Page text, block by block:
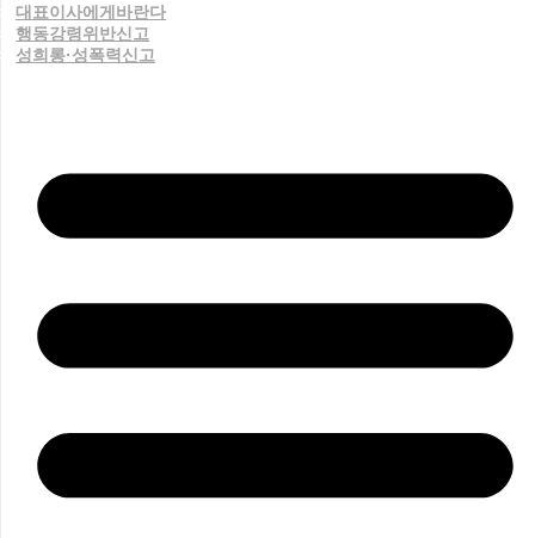
대표이사에게바란다
행동강령위반신고
성희롱·성폭력신고